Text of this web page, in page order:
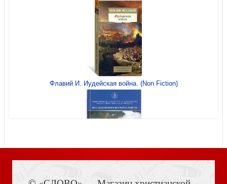
9 принципов успеха в любви и жизни
Взросление для взрослых
Слава Богу за мои духовные дары!
Если бы только он знал...
Флавий И. Иудейская война. (Non Fiction)